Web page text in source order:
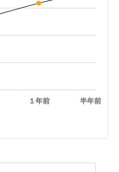
１年前 半年前